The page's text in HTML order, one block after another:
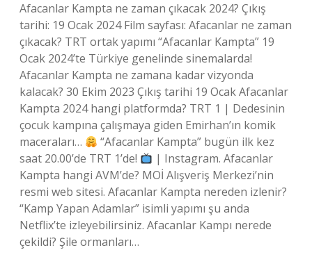
Afacanlar Kampta ne zaman çıkacak 2024? Çıkış
tarihi: 19 Ocak 2024 Film sayfası: Afacanlar ne zaman
çıkacak? TRT ortak yapımı “Afacanlar Kampta” 19
Ocak 2024’te Türkiye genelinde sinemalarda!
Afacanlar Kampta ne zamana kadar vizyonda
kalacak? 30 Ekim 2023 Çıkış tarihi 19 Ocak Afacanlar
Kampta 2024 hangi platformda? TRT 1 | Dedesinin
çocuk kampına çalışmaya giden Emirhan’ın komik
maceraları…
“Afacanlar Kampta” bugün ilk kez
saat 20.00’de TRT 1’de!
| Instagram. Afacanlar
Kampta hangi AVM’de? MOİ Alışveriş Merkezi’nin
resmi web sitesi. Afacanlar Kampta nereden izlenir?
“Kamp Yapan Adamlar” isimli yapımı şu anda
Netflix’te izleyebilirsiniz. Afacanlar Kampı nerede
çekildi? Şile ormanları…